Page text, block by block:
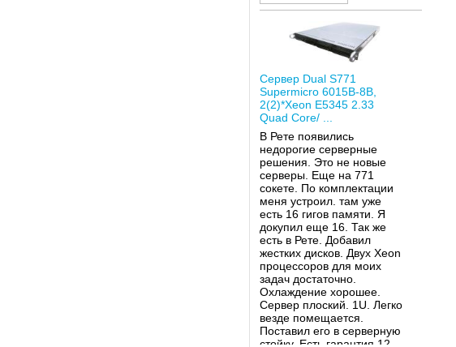
Сервер Dual S771
Supermicro 6015B-8B,
2(2)*Xeon E5345 2.33
Quad Core/ ...
В Рете появились
недорогие серверные
решения. Это не новые
серверы. Еще на 771
сокете. По комплектации
меня устроил. там уже
есть 16 гигов памяти. Я
докупил еще 16. Так же
есть в Рете. Добавил
жестких дисков. Двух Xeon
процессоров для моих
задач достаточно.
Охлаждение хорошее.
Сервер плоский. 1U. Легко
везде помещается.
Поставил его в серверную
стойку. Есть гарантия 12